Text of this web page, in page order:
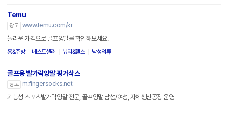
Temu
광고 www.temu.com/kr
놀라운 가격으로 골프양말를 확인해보세요.
홈&주방 베스트셀러 뷰티&헬스 남성의류
골프용 발가락양말 핑거삭스
광고
m.fingersocks.net
기능성 스포츠발가락양말 전문, 골프양말 남성/여성, 자체생산공장 운영